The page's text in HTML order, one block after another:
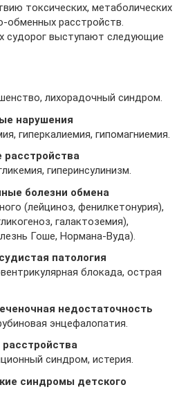
токсических, метаболических
обменных расстройств.
судорог выступают следующие
лихорадочный синдром.
нарушения
гиперкалиемия, гипомагниемия.
гиперинсулинизм.
болезни обмена
(лейциноз, фенилкетонурия),
галактоземия),
Гоше, Нормана-Вуда).
патология
блокада, острая
недостаточность
энцефалопатия.
синдром, истерия.
синдромы детского